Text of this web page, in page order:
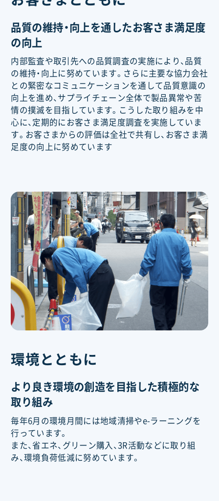
品質の維持・向上を通したお客さま満足度
の向上
内部監査や取引先への品質調査の実施により、品質
の維持・向上に努めています。さらに主要な協力会社
との緊密なコミュニケーションを通して品質意識の
向上を進め、サプライチェーン全体で製品異常や苦
情の撲滅を目指しています。こうした取り組みを中
心に、定期的にお客さま満足度調査を実施していま
す。お客さまからの評価は全社で共有し、お客さま満
足度の向上に努めています
環境とともに
より良き環境の創造を目指した積極的な
取り組み
毎年6月の環境月間には地域清掃やe-ラーニングを
行っています。
また、省エネ、グリーン購入、3R活動などに取り組
み、環境負荷低減に努めています。